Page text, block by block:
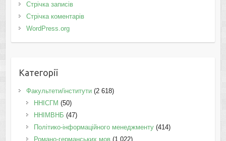
Стрічка записів
Стрічка коментарів
WordPress.org
Категорії
Факультети/інститути(2 618)
ННІСГМ (50)
ННІМВНБ (47)
Політико-інформаційного менеджменту(414)
Романо-германських мов(1 022)